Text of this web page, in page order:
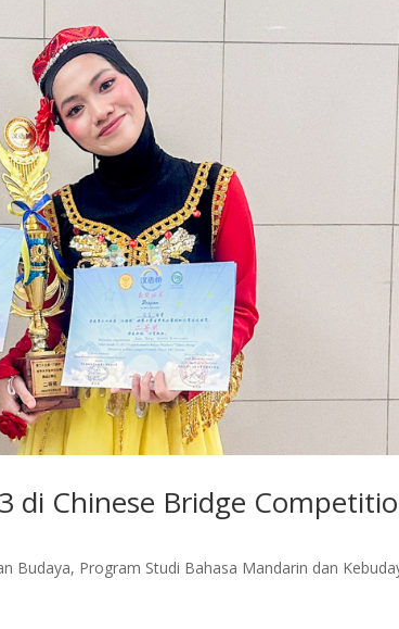
di Chinese Bridge
Budaya, Program Studi Bahasa Mandarin dan